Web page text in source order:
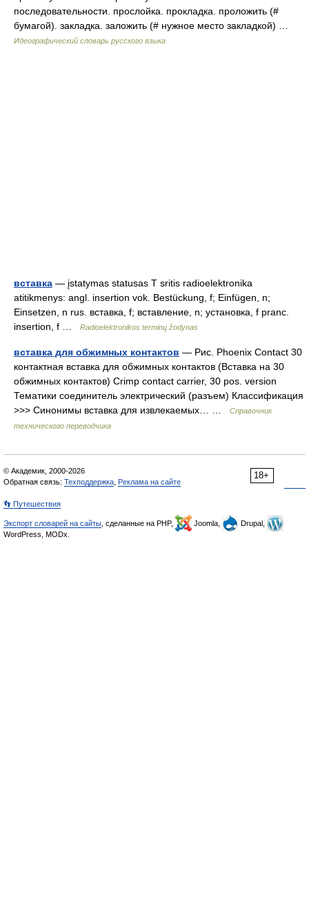
последовательности. прослойка. прокладка. проложить (#
бумагой). закладка. заложить (# нужное место закладкой) …
Идеографический словарь русского языка
вставка — įstatymas statusas T sritis radioelektronika
atitikmenys: angl. insertion vok. Bestückung, f; Einfügen, n;
Einsetzen, n rus. вставка, f; вставление, n; установка, f pranc.
insertion, f …
Radioelektronikos terminų žodynas
вставка для обжимных контактов — Рис. Phoenix Contact 30
контактная вставка для обжимных контактов (Вставка на 30
обжимных контактов) Сrimp contact carrier, 30 pos. version
Тематики соединитель электрический (разъем) Классификация
>>> Синонимы вставка для извлекаемых… …
Справочник
технического переводчика
18+
© Академик, 2000-2026
Обратная связь: Техподдержка Реклама на сайте
👣 Путешествия
Экспорт словарей на сайты , сделанные на PHP, Joomla,
Drupal,
WordPress, MODx.